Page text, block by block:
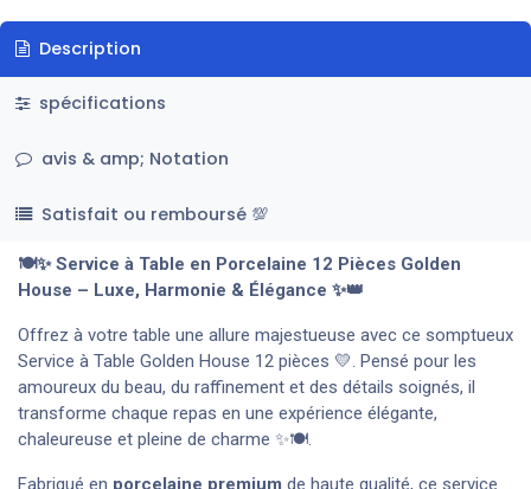
Description
spécifications
avis & amp; Notation
Satisfait ou remboursé 💯
🍽️✨Service à Table en Porcelaine 12 Pièces Golden
House – Luxe, Harmonie & Élégance ✨👑
Offrez à votre table une allure majestueuse avec ce somptueux
Service à Table Golden House 12 pièces 💛. Pensé pour les
amoureux du beau, du raffinement et des détails soignés, il
transforme chaque repas en une expérience élégante,
chaleureuse et pleine de charme ✨🍽️.
Fabriqué en porcelaine premium de haute qualité, ce service